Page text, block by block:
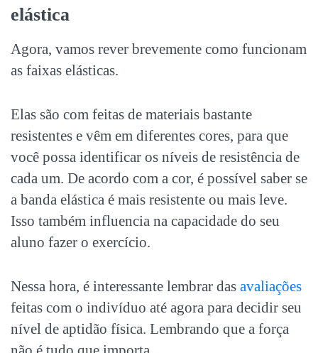
elástica
Agora, vamos rever brevemente como funcionam
as faixas elásticas.
Elas são com feitas de materiais bastante
resistentes e vêm em diferentes cores, para que
você possa identificar os níveis de resistência de
cada um. De acordo com a cor, é possível saber se
a banda elástica é mais resistente ou mais leve.
Isso também influencia na capacidade do seu
aluno fazer o exercício.
Nessa hora, é interessante lembrar das avaliações
feitas com o indivíduo até agora para decidir seu
nível de aptidão física. Lembrando que a força